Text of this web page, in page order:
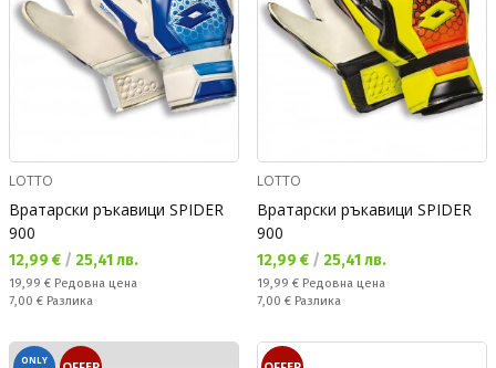
LOTTO
Вратарски ръкавици SPIDER
900
Текуща цена:
12,99 € / 25,41 лв.
Редовна цена:
19,99 € Редовна цена
Спестявате:
7,00 € Разлика
LOTTO
Вратарски ръкавици SPIDER
900
Текуща цена:
12,99 € / 25,41 лв.
Редовна цена:
19,99 € Редовна цена
Спестявате:
7,00 € Разлика
ONLY